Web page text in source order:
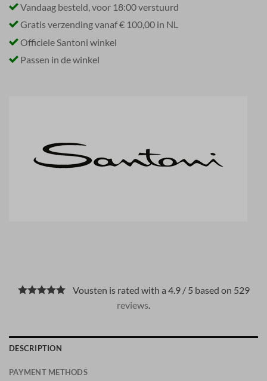
Vandaag besteld, voor 18:00 verstuurd
Gratis verzending vanaf € 100,00 in NL
Officiele Santoni winkel
Passen in de winkel
Vousten is rated with a 4.9 / 5 based on 529
reviews
DESCRIPTION
PAYMENT METHODS